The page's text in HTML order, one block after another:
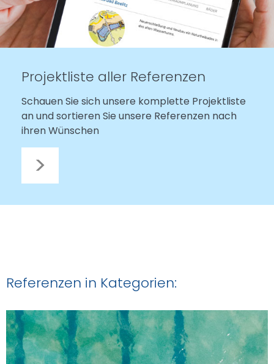
Projektliste aller Referenzen
Schauen Sie sich unsere komplette Projektliste
an und sortieren Sie unsere Referenzen nach
ihren Wünschen
>
Referenzen in Kategorien: